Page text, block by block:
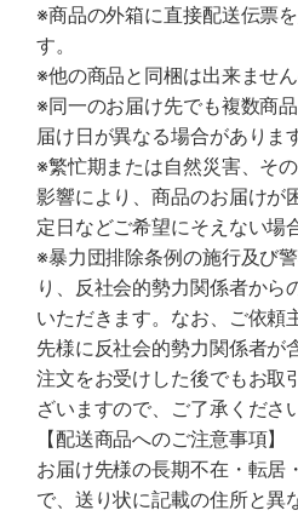
※商品の外箱に直接配送伝票
す。
※他の商品と同梱は出来ませ
※同一のお届け先でも複数商
届け日が異なる場合がありま
※繁忙期または自然災害、そ
影響により、商品のお届けが
定日などご希望にそえない場
※暴力団排除条例の施行及び
り、反社会的勢力関係者から
いただきます。なお、ご依頼
先様に反社会的勢力関係者が
注文をお受けした後でもお取
ざいますので、ご了承くださ
【配送商品へのご注意事項】
お届け先様の長期不在・転居
で、送り状に記載の住所と異